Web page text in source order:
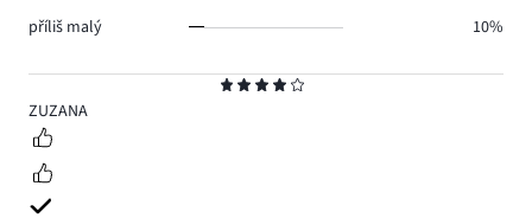
4
ZUZANA
příliš malý
10%